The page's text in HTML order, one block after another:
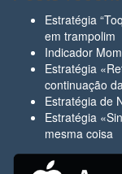
Estratégia
em trampolim
Indicador
Estratégia
continuação
Estratégia de
Estratégia
mesma coisa